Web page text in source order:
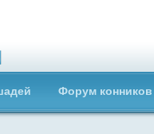
Форум конников